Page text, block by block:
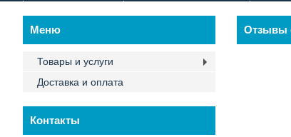
Отзывы
Товары и услуги
Доставка и оплата
Контакты